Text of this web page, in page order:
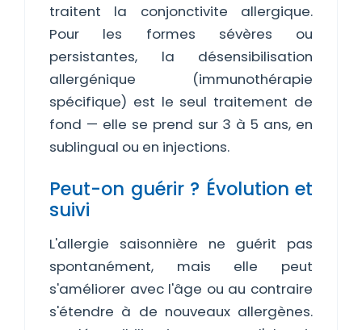
traitent la conjonctivite allergique.
Pour les formes sévères ou
persistantes, la désensibilisation
allergénique (immunothérapie
spécifique) est le seul traitement de
fond — elle se prend sur 3 à 5 ans, en
sublingual ou en injections.
Peut-on guérir ? Évolution et
suivi
L'allergie saisonnière ne guérit pas
spontanément, mais elle peut
s'améliorer avec l'âge ou au contraire
s'étendre à de nouveaux allergènes.